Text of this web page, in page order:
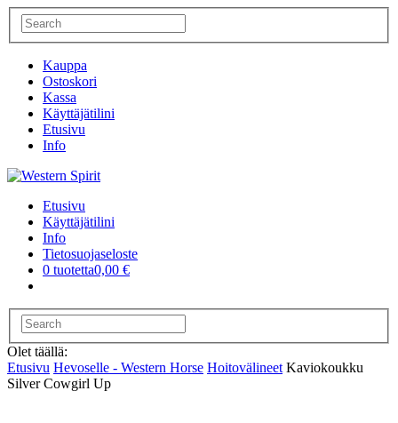
Kauppa
Ostoskori
Kassa
Käyttäjätilini
Etusivu
Info
Etusivu
Käyttäjätilini
Info
Tietosuojaseloste
0 tuotetta0,00 €
Olet täällä:
Etusivu Hevoselle - Western Horse Hoitovälineet Kaviokoukku
Silver Cowgirl Up